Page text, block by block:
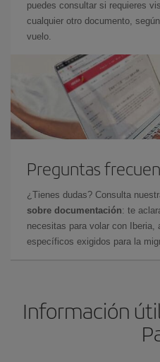
puedes consultar si requieres
cualquier otro documento,
vuelo.
Preguntas
¿Tienes dudas? Consulta
sobre documentación: te
necesitas para volar con Iberia,
específicos exigidos para la
Información